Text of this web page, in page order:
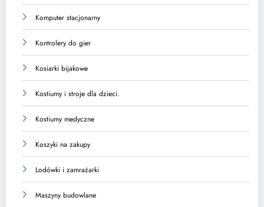
Komputer stacjonarny
Kontrolery do gier
Kosiarki bijakowe
Kostiumy i stroje dla dzieci.
Kostiumy medyczne
Koszyki na zakupy
Lodówki i zamrażarki
Maszyny budowlane